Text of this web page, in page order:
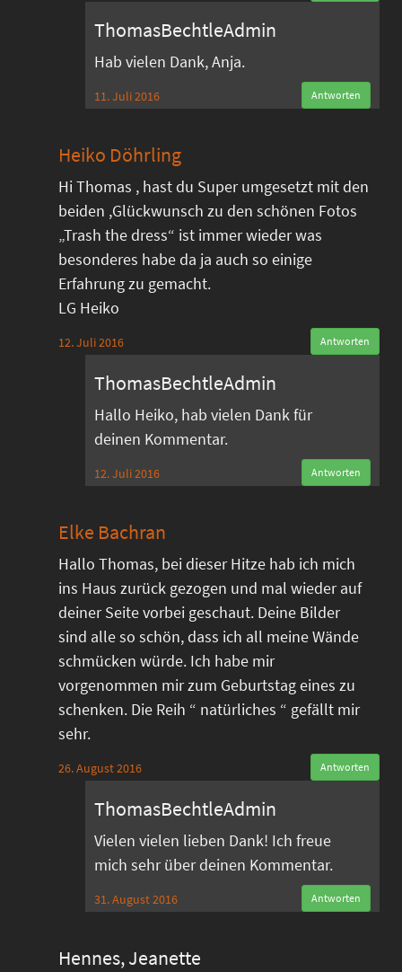
ThomasBechtleAdmin
Hab vielen Dank, Anja.
11. Juli 2016 Antworten
Heiko Döhrling
Hi Thomas , hast du Super umgesetzt mit den
beiden ,Glückwunsch zu den schönen Fotos
„Trash the dress“ ist immer wieder was
besonderes habe da ja auch so einige
Erfahrung zu gemacht.
LG Heiko
12. Juli 2016 Antworten
ThomasBechtleAdmin
Hallo Heiko, hab vielen Dank für
deinen Kommentar.
12. Juli 2016 Antworten
Elke Bachran
Hallo Thomas, bei dieser Hitze hab ich mich
ins Haus zurück gezogen und mal wieder auf
deiner Seite vorbei geschaut. Deine Bilder
sind alle so schön, dass ich all meine Wände
schmücken würde. Ich habe mir
vorgenommen mir zum Geburtstag eines zu
schenken. Die Reih “ natürliches “ gefällt mir
sehr.
26. August 2016 Antworten
ThomasBechtleAdmin
Vielen vielen lieben Dank! Ich freue
mich sehr über deinen Kommentar.
31. August 2016 Antworten
Hennes, Jeanette